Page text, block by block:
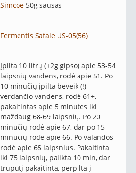
Simcoe50g sausas
Fermentis Safale US-05(56)
Įpilta 10 litrų (+2g gipso) apie 53-54
laipsnių vandens, rodė apie 51. Po
10 minučių įpilta beveik (!)
verdančio vandens, rodė 61+,
pakaitintas apie 5 minutes iki
maždaug 68-69 laipsnių. Po 20
minučių rodė apie 67, dar po 15
minučių rodė apie 66. Po valandos
rodė apie 65 laipsnius. Pakaitinta
iki 75 laipsnių, palikta 10 min, dar
truputį pakaitinta, perpilta į